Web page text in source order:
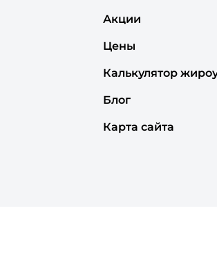
Акции
Цены
Калькулятор
Блог
Карта сайта